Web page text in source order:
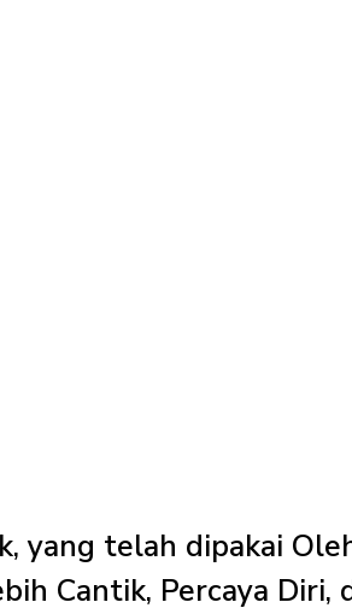
yang telah dipakai
Cantik, Percaya Diri,